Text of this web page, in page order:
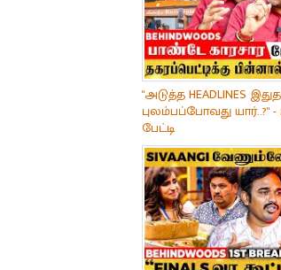
"அடுத்த HEADLINES
புலம்பப்போவது யார்..?"
பேட்டி